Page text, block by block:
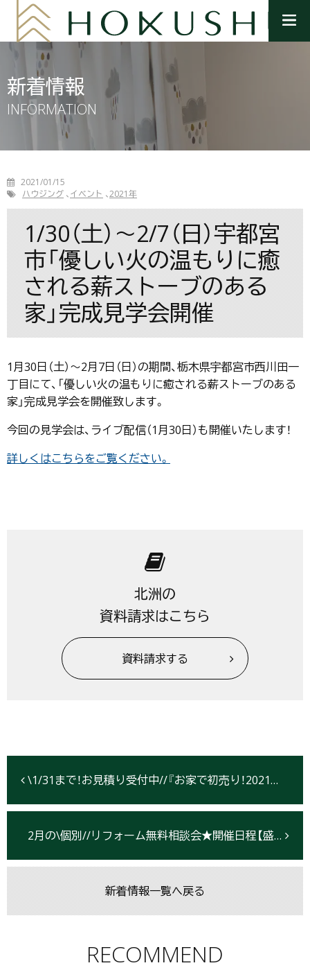
ニ
新着情報
INFORMATION
2021/01/15
ハウジング イベント 2021年
1/30（土）～2/7（日）宇都宮
市「優しい火の温もりに癒
される薪ストーブのある
家」完成見学会開催
1月30日（土）〜2月7日（日）の期間、栃木県宇都宮市西川田一
丁目にて、「優しい火の温もりに癒される薪ストーブのある
家」完成見学会を開催致します。
今回の見学会は、ライブ配信（1月30日）も開催いたします！
詳しくはこちらをご覧ください。
北洲の
資料請求はこちら
資料請求する
\1/31まで！お見積り受付中//『お家で初売り！2021』お年玉価格の水まわり商品＆ツアー動画一挙大公開！【盛岡・北上・仙台 全店開催】
2月の\個別//リフォーム無料相談会★開催日程【盛岡・北上・仙台】
新着情報一覧へ戻る
RECOMMEND